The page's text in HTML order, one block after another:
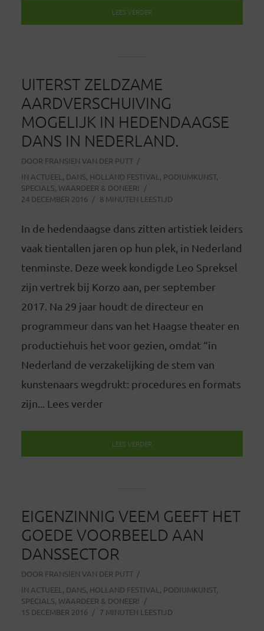
LEES VERDER
UITERST ZELDZAME
AARDVERSCHUIVING
MOGELIJK IN HEDENDAAGSE
DANS IN NEDERLAND.
DOOR FRANSIEN VAN DER PUTT
IN ACTUEEL , DANS, HOLLAND FESTIVAL , PODIUMKUNST,
SPECIALS, WAARDEER & DONEER!
24 DECEMBER 2016
8 MINUTEN LEESTIJD
In de hedendaagse dans zitten artistiek leiders
vaak tientallen jaren op hun plek, in Nederland
tenminste. Deze week kondigde Leo Spreksel
zijn vertrek bij Korzo aan, per september
2017. Na 29 jaar houdt de directeur en
programmeur dans van het Haagse theater en
productiehuis het voor gezien, omdat “in
Nederland de verzakelijking de stem van
kunstenaars wegdrukt: procedures en formats
zijn... Lees verder
LEES VERDER
EIGENZINNIG VEEM GEEFT HET
GOEDE VOORBEELD AAN
DANSSECTOR
DOOR FRANSIEN VAN DER PUTT
IN ACTUEEL , DANS, HOLLAND FESTIVAL , PODIUMKUNST,
SPECIALS, WAARDEER & DONEER!
15 DECEMBER 2016
7 MINUTEN LEESTIJD